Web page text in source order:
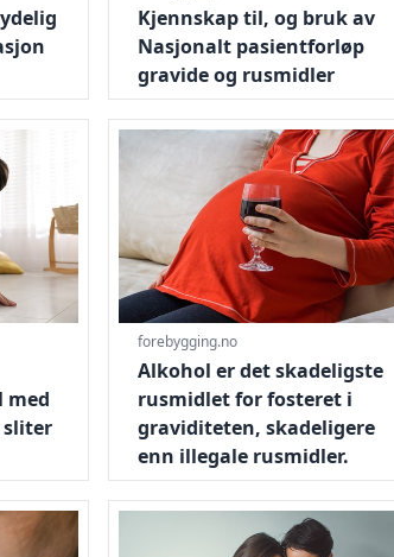
Kjennskap til, og bruk av
Nasjonalt pasientforløp
gravide og rusmidler
gravide i sårbare livssituasjoner
med
sliter
barn samspill med
forebygging.no
Alkohol er det skadeligste
rusmidlet for fosteret i
graviditeten, skadeligere
enn illegale rusmidler.
Gå til Alkohol er det
barn
første tusen dagerGå til Familierelasjoner og